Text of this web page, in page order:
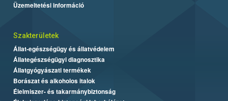
Üzemeltetési információ
Szakterületek
Állat-egészségügy és állatvédelem
Állategészségügyi diagnosztika
Állatgyógyászati termékek
Borászat és alkoholos italok
Élelmiszer- és takarmánybiztonság